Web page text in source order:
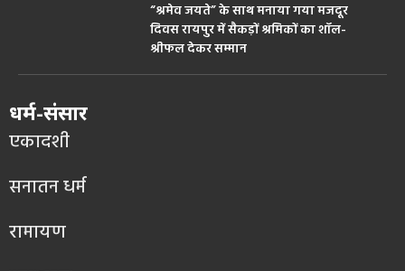
“श्रमेव जयते” के साथ मनाया गया मजदूर
दिवस रायपुर में सैकड़ों श्रमिकों का शॉल-
श्रीफल देकर सम्मान
धर्म-संसार
एकादशी
सनातन धर्म
रामायण